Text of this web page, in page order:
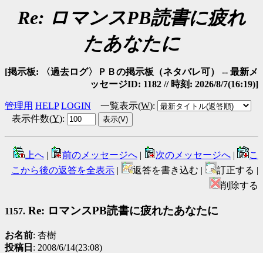
Re: ロマンスPB読書に疲れ
たあなたに
[掲示板: 〈過去ログ〉ＰＢの掲示板（ネタバレ可） -- 最新メ
ッセージID: 1182 // 時刻: 2026/8/7(16:19)]
管理用 HELP LOGIN 一覧表示(W):
表示件数(Y):
上へ | 前のメッセージへ | 次のメッセージへ |
こ
こから後の返答を全表示 | 返答を書き込む |
訂正する |
削除する
1157. Re: ロマンスPB読書に疲れたあなたに
お名前: 杏樹
投稿日 : 2008/6/14(23:08)